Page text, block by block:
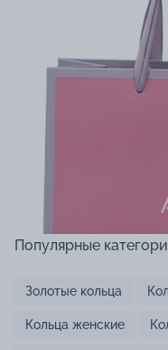
Популярные
Золотые кольца
Кольца женские